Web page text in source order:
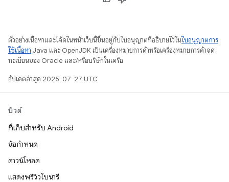
ตัวอย่างเนื้อหาและโค้ดในหน้าเว็บนี้ขึ้นอยู่กับใบอนุญาตที่อธิบายไว้ในใบอนุญาตการ
ใช้เนื้อหา Java และ OpenJDK เป็นเครื่องหมายการค้าหรือเครื่องหมายการค้าจด
ทะเบียนของ Oracle และ/หรือบริษัทในเครือ
อัปเดตล่าสุด 2025-07-27 UTC
บิวด์
ที่เก็บสำหรับ Android
ข้อกำหนด
ดาวน์โหลด
แสดงพรีวิวไบนารี